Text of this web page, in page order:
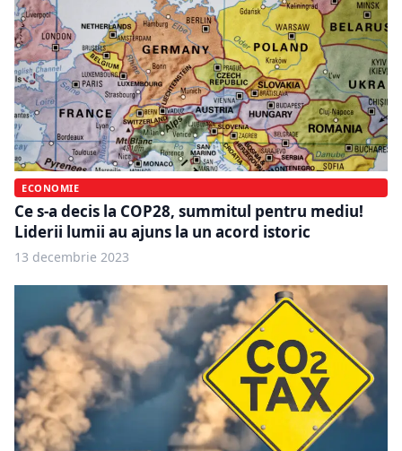
ECONOMIE
Ce s-a decis la COP28, summitul pentru mediu!
Liderii lumii au ajuns la un acord istoric
13 decembrie 2023